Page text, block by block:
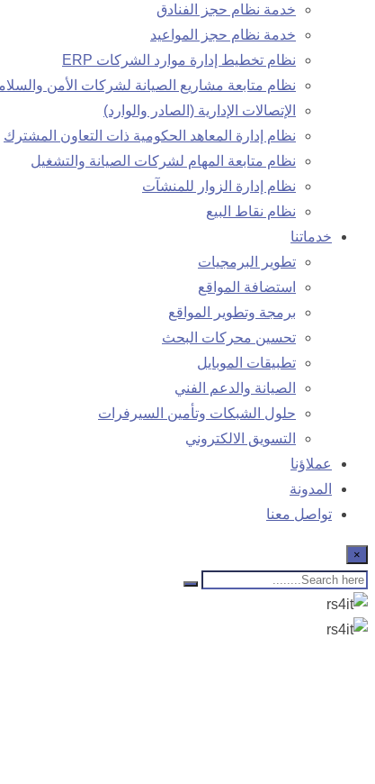
خدمة نظام حجز الفنادق
خدمة نظام حجز المواعيد
نظام تخطيط إدارة موارد الشركات ERP
نظام متابعة مشاريع الصيانة لشركات الأمن
الإتصالات الإدارية (الصادر والوارد)
نظام إدارة المعاهد الحكومية ذات التعاون المشترك
نظام متابعة المهام لشركات الصيانة والتشغيل
نظام إدارة الزوار للمنشآت
نظام نقاط البيع
خدماتنا
تطوير البرمجيات
استضافة المواقع
برمجة وتطوير المواقع
تحسين محركات البحث
تطبيقات الموبايل
الصيانة والدعم الفني
حلول الشبكات وتأمين السيرفرات
التسويق الالكتروني
عملاؤنا
المدونة
تواصل معنا
×